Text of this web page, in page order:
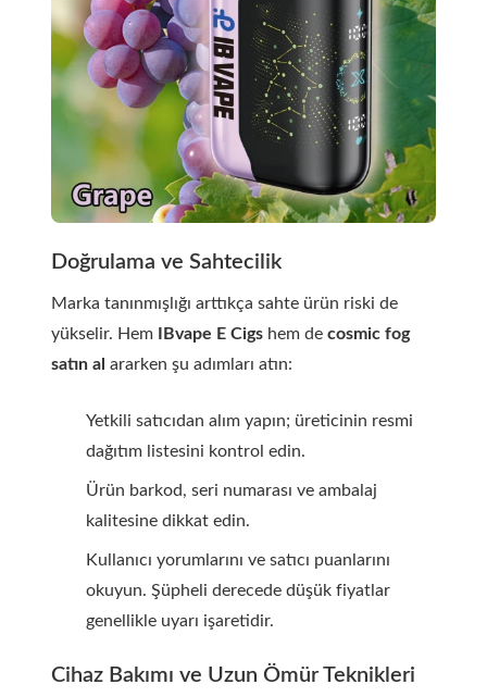
Doğrulama ve Sahtecilik
Marka tanınmışlığı arttıkça sahte ürün riski de
yükselir. Hem
IBvape E Cigs hem de cosmic fog
satın al ararken şu adımları atın:
Yetkili satıcıdan alım yapın; üreticinin resmi
dağıtım listesini kontrol edin.
Ürün barkod, seri numarası ve ambalaj
kalitesine dikkat edin.
Kullanıcı yorumlarını ve satıcı puanlarını
okuyun. Şüpheli derecede düşük fiyatlar
genellikle uyarı işaretidir.
Cihaz Bakımı ve Uzun Ömür Teknikleri